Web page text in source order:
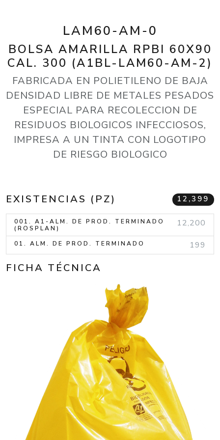
LAM60-AM-0
BOLSA AMARILLA RPBI 60X90
CAL. 300 (A1BL-LAM60-AM-2)
FABRICADA EN POLIETILENO DE BAJA
DENSIDAD LIBRE DE METALES PESADOS
ESPECIAL PARA RECOLECCION DE
RESIDUOS BIOLOGICOS INFECCIOSOS,
IMPRESA A UN TINTA CON LOGOTIPO
DE RIESGO BIOLOGICO
EXISTENCIAS (PZ) 12,399
001. A1-ALM. DE PROD. TERMINADO
(ROSPLAN)
12,200
01. ALM. DE PROD. TERMINADO 199
FICHA TÉCNICA